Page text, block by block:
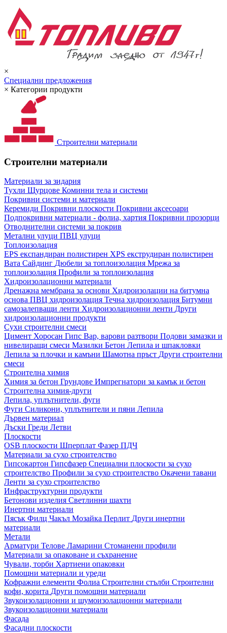
×
Специални предложения
× Категории продукти
Строителни материали
Строителни материали
Материали за зидария
Тухли Щурцове Коминни тела и системи
Покривни системи и материали
Керемиди Покривни плоскости Покривни аксесоари
Подпокривни материали - фолиа, хартия Покривни прозорци
Отводнителни системи за покрив
Метални улуци ПВЦ улуци
Топлоизолация
EPS експандиран полистирен XPS екструдиран полистирен
Вата Сайдинг Дюбели за топлоизолация Мрежа за
топлоизолация Профили за топлоизолация
Хидроизолационни материали
Дренажна мембрана за основи Хидроизолации на битумна
основа ПВЦ хидроизолация Течна хидроизолация Битумни
самозалепващи ленти Хидроизолационни ленти Други
хидроизолационни продукти
Сухи строителни смеси
Цимент Хоросан Гипс Вар, варови разтвори Подови замазки и
нивелиращи смеси Мазилки Бетон Лепила и шпакловки
Лепила за плочки и камъни Шамотна пръст Други строителни
смеси
Строителна химия
Химия за бетон Грундове Импрегнатори за камък и бетон
Строителна химия-други
Лепила, уплътнители, фуги
Фуги Силикони, уплътнители и пяни Лепила
Дървен материал
Дъски Греди Летви
Плоскости
OSB плоскости Шперплат Фазер ПДЧ
Материали за сухо строителство
Гипсокартон Гипсфазер Специални плоскости за сухо
строителство Профили за сухо строителство Окачени тавани
Ленти за сухо строителство
Инфраструктурни продукти
Бетонови изделия Светлинни шахти
Инертни материали
Пясък Филц Чакъл Мозайкa Перлит Други инертни
материали
Метали
Арматури Телове Ламарини Стоманени профили
Материали за опаковане и съхранение
Чували, торби Хартиени опаковки
Помощни материали и уреди
Кофражни елементи Фолиа Строителни стълби Строителни
кофи, корита Други помощни материали
Звукоизолационни и шумоизолационни материали
Звукоизолационни материали
Фасада
Фасадни плоскости